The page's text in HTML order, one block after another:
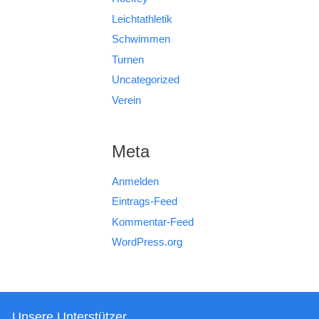
Leichtathletik
Schwimmen
Turnen
Uncategorized
Verein
Meta
Anmelden
Eintrags-Feed
Kommentar-Feed
WordPress.org